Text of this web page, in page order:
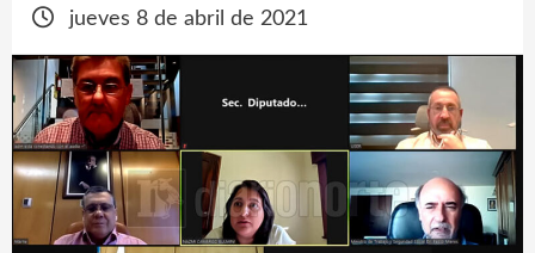
jueves 8 de abril de 2021